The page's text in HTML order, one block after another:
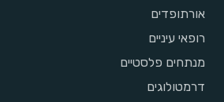
אורתופדים
רופאי עיניים
מנתחים פלסטיים
דרמטולוגים